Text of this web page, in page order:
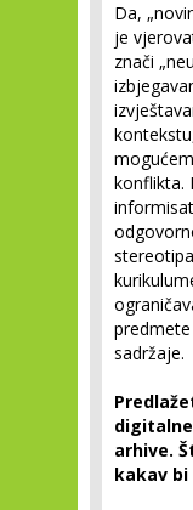
Da,
je
znači
konflikta.
sadržaje.
arhive.
kakav bi